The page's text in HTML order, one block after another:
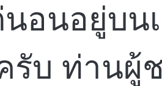
นอนอยู่บน
รับ ท่านผู้